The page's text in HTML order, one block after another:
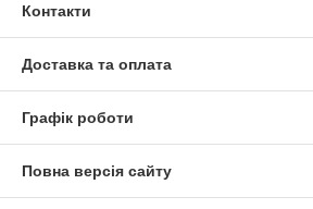
Контакти
Доставка та оплата
Графік роботи
Повна версія сайту